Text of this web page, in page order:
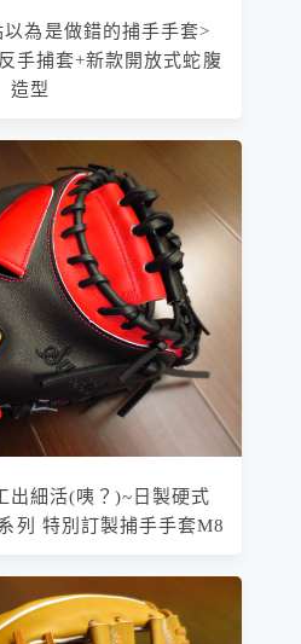
以為是做錯的捕手手套>
手捕套+新款開放式蛇腹
造型
出細活(咦？)~日製硬式
列 特別訂製捕手手套M8